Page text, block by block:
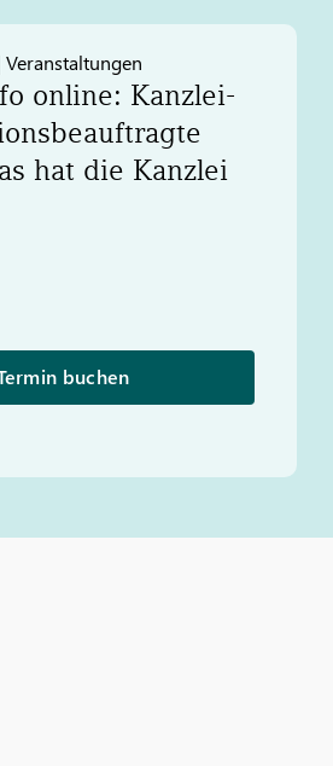
online: Kanzlei-
hat die Kanzlei
buchen